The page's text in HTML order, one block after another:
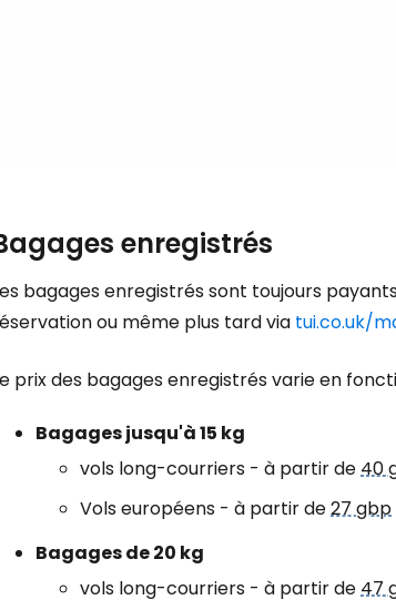
enregistrés
bagages enregistrés sont toujours
ou même plus tard via tui.co.uk/
prix des bagages enregistrés varie en
Bagages jusqu'à 15 kg
vols long-courriers - à partir de40
Vols européens - à partir de27 gbp
Bagages de 20 kg
vols long-courriers - à partir de47